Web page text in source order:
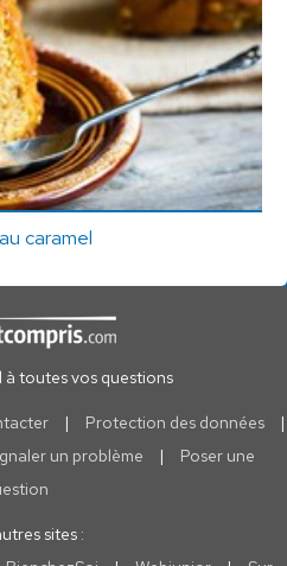
caramel
à toutes vos questions
| Protection des données
|
un problème |
Poser une
sites :